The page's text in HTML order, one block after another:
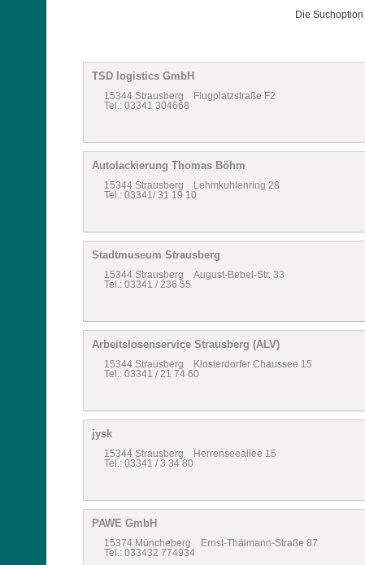
Die Suchoption
TSD logistics GmbH
15344 Strausberg Flugplatzstraße F2
Tel.: 03341 304668
Autolackierung Thomas Böhm
15344 Strausberg Lehmkuhlenring 28
Tel.: 03341/ 31 19 10
Stadtmuseum Strausberg
15344 Strausberg August-Bebel-Str. 33
Tel.: 03341 / 236 55
Arbeitslosenservice Strausberg (ALV)
15344 Strausberg Klosterdorfer Chaussee 15
Tel.: 03341 / 21 74 60
jysk
15344 Strausberg Herrenseeallee 15
Tel.: 03341 / 3 34 80
PAWE GmbH
15374 Müncheberg Ernst-Thälmann-Straße 87
Tel.: 033432 774934